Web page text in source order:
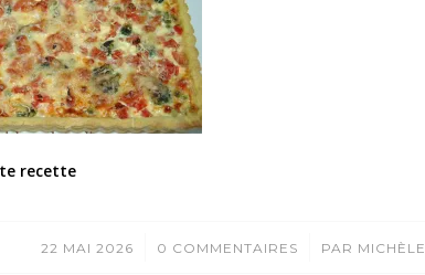
recette
22 MAI 2026
/ 0 COMMENTAIRES
/ PAR MICHÈLE